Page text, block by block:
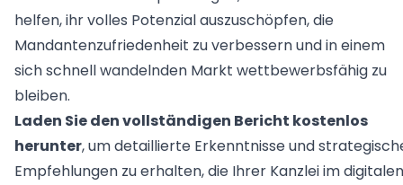
helfen, ihr volles Potenzial auszuschöpfen, die
Mandantenzufriedenheit zu verbessern und in einem
sich schnell wandelnden Markt wettbewerbsfähig zu
bleiben.
Laden Sie den vollständigen Bericht kostenlos
herunter, um detaillierte Erkenntnisse und
Empfehlungen zu erhalten, die Ihrer Kanzlei im digitalen